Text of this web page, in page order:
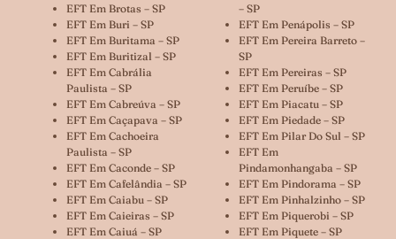
EFT Em Brotas – SP
EFT Em Buri – SP
EFT Em Buritama – SP
EFT Em Buritizal – SP
EFT Em Cabrália
Paulista – SP
EFT Em Cabreúva – SP
EFT Em Caçapava – SP
EFT Em Cachoeira
Paulista – SP
EFT Em Caconde – SP
EFT Em Cafelândia – SP
EFT Em Caiabu – SP
EFT Em Caieiras – SP
EFT Em Caiuá – SP
– SP
EFT Em Penápolis – SP
EFT Em Pereira Barreto –
SP
EFT Em Pereiras – SP
EFT Em Peruíbe – SP
EFT Em Piacatu – SP
EFT Em Piedade – SP
EFT Em Pilar Do Sul – SP
EFT Em
Pindamonhangaba – SP
EFT Em Pindorama – SP
EFT Em Pinhalzinho – SP
EFT Em Piquerobi – SP
EFT Em Piquete – SP